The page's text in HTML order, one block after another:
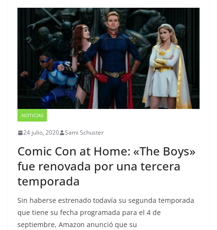
NOTICIAS
24 julio, 2020 Sami Schuster
Comic Con at Home: «The Boys»
fue renovada por una tercera
temporada
Sin haberse estrenado todavía su segunda temporada
que tiene su fecha programada para el 4 de
septiembre, Amazon anunció que su